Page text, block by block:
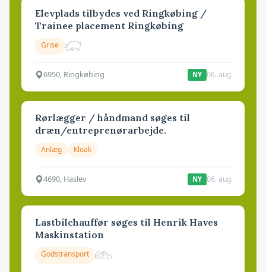
Elevplads tilbydes ved Ringkøbing /
Trainee placement Ringkøbing
Grise
6950, Ringkøbing NY 06. aug.
Rørlægger / håndmand søges til
dræn/entreprenørarbejde.
Anlæg Kloak
4690, Haslev NY 06. aug.
Lastbilchauffør søges til Henrik Haves
Maskinstation
Godstransport